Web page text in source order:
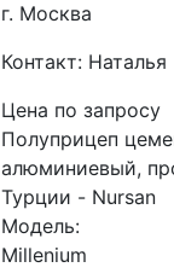
г. Москва
Контакт: Наталья
Цена по запросу
Полуприцеп
алюминиевый,
Турции - Nursan
Модель:
Millenium